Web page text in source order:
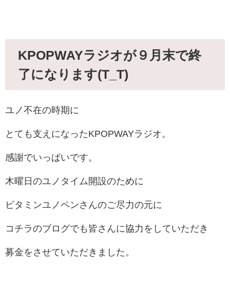
KPOPWAYラジオが９月末で終
了になります(T_T)
ユノ不在の時期に
とても支えになったKPOPWAYラジオ。
感謝でいっぱいです。
木曜日のユノタイム開設のために
ビタミンユノペンさんのご尽力の元に
コチラのブログでも皆さんに協力をしていただき
募金をさせていただきました。